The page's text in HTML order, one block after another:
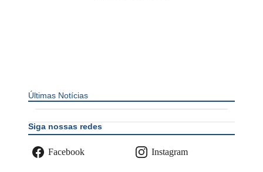
Últimas Notícias
Siga nossas redes
Facebook Instagram